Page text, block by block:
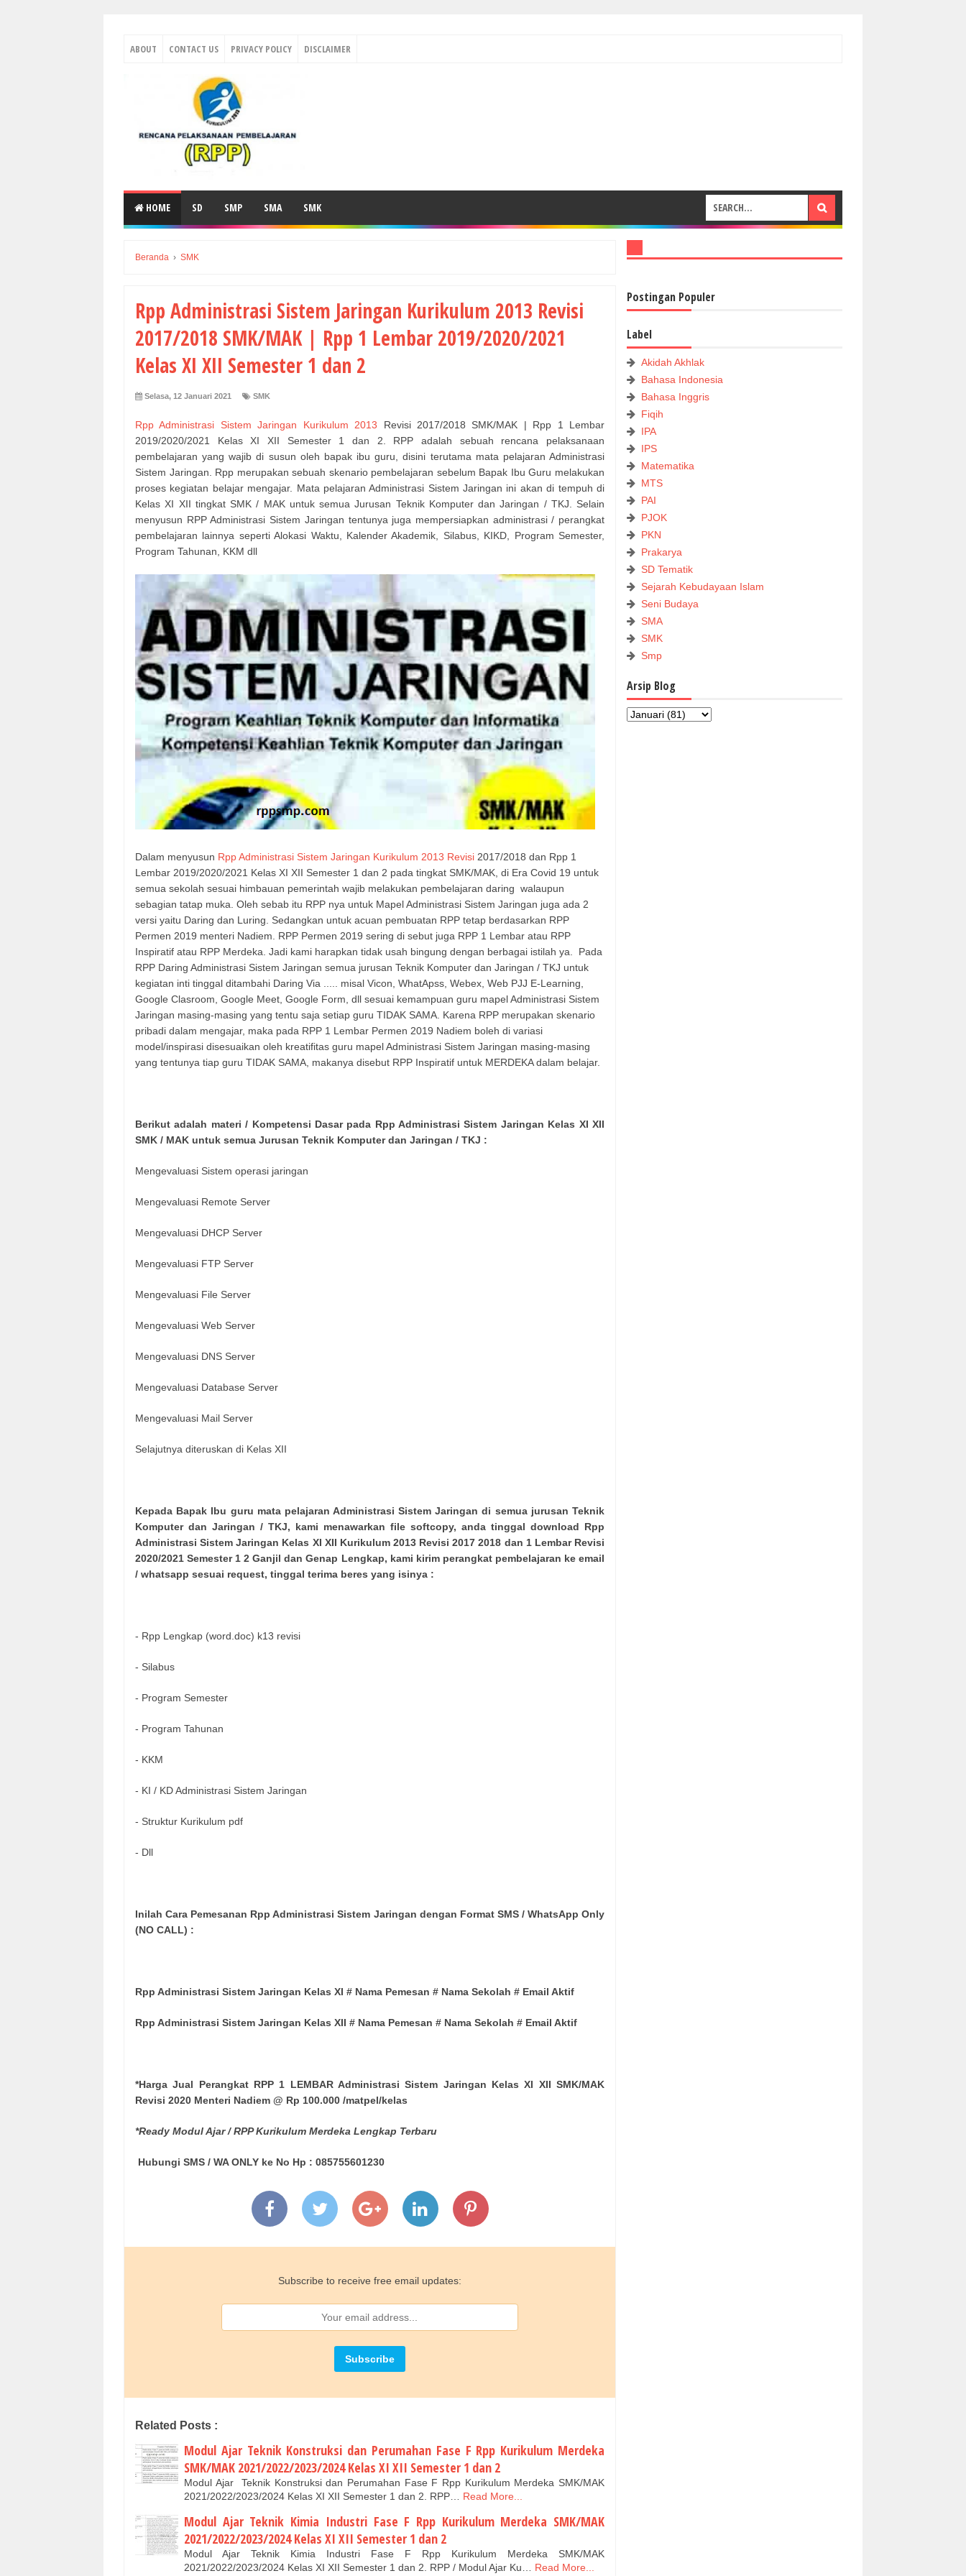
ABOUT CONTACT US PRIVACY POLICY DISCLAIMER
HOME SD SMP SMA SMK
Beranda › SMK
Rpp Administrasi Sistem Jaringan Kurikulum 2013 Revisi
2017/2018 SMK/MAK | Rpp 1 Lembar 2019/2020/2021
Kelas XI XII Semester 1 dan 2
Selasa, 12 Januari 2021 SMK
Rpp Administrasi Sistem Jaringan Kurikulum 2013 Revisi 2017/2018 SMK/MAK | Rpp 1 Lembar
2019/2020/2021 Kelas XI XII Semester 1 dan 2. RPP adalah sebuah rencana pelaksanaan
pembelajaran yang wajib di susun oleh bapak ibu guru, disini terutama mata pelajaran Administrasi
Sistem Jaringan. Rpp merupakan sebuah skenario pembelajaran sebelum Bapak Ibu Guru melakukan
proses kegiatan belajar mengajar. Mata pelajaran Administrasi Sistem Jaringan ini akan di tempuh di
Kelas XI XII tingkat SMK / MAK untuk semua Jurusan Teknik Komputer dan Jaringan / TKJ. Selain
menyusun RPP Administrasi Sistem Jaringan tentunya juga mempersiapkan administrasi / perangkat
pembelajaran lainnya seperti Alokasi Waktu, Kalender Akademik, Silabus, KIKD, Program Semester,
Program Tahunan, KKM dll
Dalam menyusun Rpp Administrasi Sistem Jaringan Kurikulum 2013 Revisi 2017/2018 dan Rpp 1
Lembar 2019/2020/2021 Kelas XI XII Semester 1 dan 2 pada tingkat SMK/MAK, di Era Covid 19 untuk
semua sekolah sesuai himbauan pemerintah wajib melakukan pembelajaran daring walaupun
sebagian tatap muka. Oleh sebab itu RPP nya untuk Mapel Administrasi Sistem Jaringan juga ada 2
versi yaitu Daring dan Luring. Sedangkan untuk acuan pembuatan RPP tetap berdasarkan RPP
Permen 2019 menteri Nadiem. RPP Permen 2019 sering di sebut juga RPP 1 Lembar atau RPP
Inspiratif atau RPP Merdeka. Jadi kami harapkan tidak usah bingung dengan berbagai istilah ya. Pada
RPP Daring Administrasi Sistem Jaringan semua jurusan Teknik Komputer dan Jaringan / TKJ untuk
kegiatan inti tinggal ditambahi Daring Via ..... misal Vicon, WhatApss, Webex, Web PJJ E-Learning,
Google Clasroom, Google Meet, Google Form, dll sesuai kemampuan guru mapel Administrasi Sistem
Jaringan masing-masing yang tentu saja setiap guru TIDAK SAMA. Karena RPP merupakan skenario
pribadi dalam mengajar, maka pada RPP 1 Lembar Permen 2019 Nadiem boleh di variasi
model/inspirasi disesuaikan oleh kreatifitas guru mapel Administrasi Sistem Jaringan masing-masing
yang tentunya tiap guru TIDAK SAMA, makanya disebut RPP Inspiratif untuk MERDEKA dalam belajar.
Berikut adalah materi / Kompetensi Dasar pada Rpp Administrasi Sistem Jaringan Kelas XI XII
SMK / MAK untuk semua Jurusan Teknik Komputer dan Jaringan / TKJ :
Mengevaluasi Sistem operasi jaringan
Mengevaluasi Remote Server
Mengevaluasi DHCP Server
Mengevaluasi FTP Server
Mengevaluasi File Server
Mengevaluasi Web Server
Mengevaluasi DNS Server
Mengevaluasi Database Server
Mengevaluasi Mail Server
Selajutnya diteruskan di Kelas XII
Kepada Bapak Ibu guru mata pelajaran Administrasi Sistem Jaringan di semua jurusan Teknik
Komputer dan Jaringan / TKJ, kami menawarkan file softcopy, anda tinggal download Rpp
Administrasi Sistem Jaringan Kelas XI XII Kurikulum 2013 Revisi 2017 2018 dan 1 Lembar Revisi
2020/2021 Semester 1 2 Ganjil dan Genap Lengkap, kami kirim perangkat pembelajaran ke email
/ whatsapp sesuai request, tinggal terima beres yang isinya :
- Rpp Lengkap (word.doc) k13 revisi
- Silabus
- Program Semester
- Program Tahunan
- KKM
- KI / KD Administrasi Sistem Jaringan
- Struktur Kurikulum pdf
- Dll
Inilah Cara Pemesanan Rpp Administrasi Sistem Jaringan dengan Format SMS / WhatsApp Only
(NO CALL) :
Rpp Administrasi Sistem Jaringan Kelas XI # Nama Pemesan # Nama Sekolah # Email Aktif
Rpp Administrasi Sistem Jaringan Kelas XII # Nama Pemesan # Nama Sekolah # Email Aktif
*Harga Jual Perangkat RPP 1 LEMBAR Administrasi Sistem Jaringan Kelas XI XII SMK/MAK
Revisi 2020 Menteri Nadiem @ Rp 100.000 /matpel/kelas
*Ready Modul Ajar / RPP Kurikulum Merdeka Lengkap Terbaru
Hubungi SMS / WA ONLY ke No Hp : 085755601230
Subscribe to receive free email updates:
Related Posts :
Modul Ajar Teknik Konstruksi dan Perumahan Fase F Rpp Kurikulum Merdeka
SMK/MAK 2021/2022/2023/2024 Kelas XI XII Semester 1 dan 2
Modul Ajar Teknik Konstruksi dan Perumahan Fase F Rpp Kurikulum Merdeka SMK/MAK
2021/2022/2023/2024 Kelas XI XII Semester 1 dan 2. RPP…
Read More...
Modul Ajar Teknik Kimia Industri Fase F Rpp Kurikulum Merdeka SMK/MAK
2021/2022/2023/2024 Kelas XI XII Semester 1 dan 2
Modul Ajar Teknik Kimia Industri Fase F Rpp Kurikulum Merdeka SMK/MAK
2021/2022/2023/2024 Kelas XI XII Semester 1 dan 2. RPP / Modul Ajar Ku…
Read More...
Postingan Populer
Label
Akidah Akhlak
Bahasa Indonesia
Bahasa Inggris
Fiqih
IPA
IPS
Matematika
MTS
PAI
PJOK
PKN
Prakarya
SD Tematik
Sejarah Kebudayaan Islam
Seni Budaya
SMA
SMK
Smp
Arsip Blog